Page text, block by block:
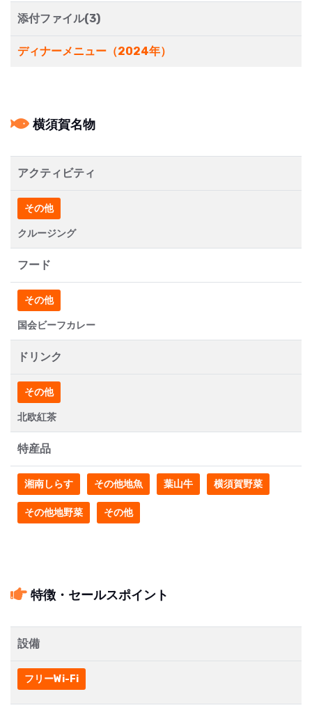
添付ファイル(3)
ディナーメニュー（2024年）
横須賀名物
アクティビティ
その他
クルージング
フード
その他
国会ビーフカレー
ドリンク
その他
北欧紅茶
特産品
湘南しらす その他地魚 葉山牛 横須賀野菜
その他地野菜 その他
特徴・セールスポイント
設備
フリーWi-Fi